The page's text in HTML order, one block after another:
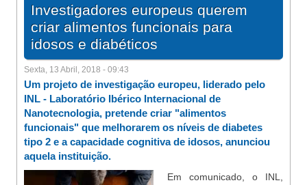
Investigadores europeus querem
criar alimentos funcionais para
idosos e diabéticos
Sexta, 13 Abril, 2018 - 09:43
Um projeto de investigação europeu, liderado pelo
INL - Laboratório Ibérico Internacional de
Nanotecnologia, pretende criar "alimentos
funcionais" que melhorarem os níveis de diabetes
tipo 2 e a capacidade cognitiva de idosos, anunciou
aquela instituição.
Em comunicado, o INL,